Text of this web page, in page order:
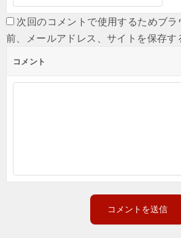
次回のコメントで使用するためブラ
前、メールアドレス、サイトを保存す
コメント